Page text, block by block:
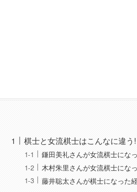
棋士と女流棋士はこんなに違
鎌田美礼さんが女流棋士にな
木村朱里さんが女流棋士にな
藤井聡太さんが棋士になった